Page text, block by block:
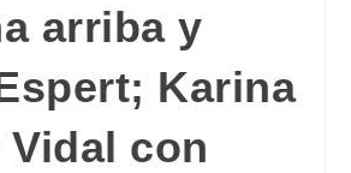
arriba y
Karina
con